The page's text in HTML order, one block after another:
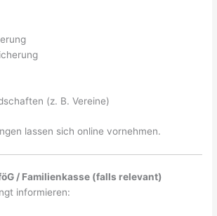
(z. B. Vereine)
lassen sich online vornehmen.
/ Familienkasse (falls relevant)
informieren: